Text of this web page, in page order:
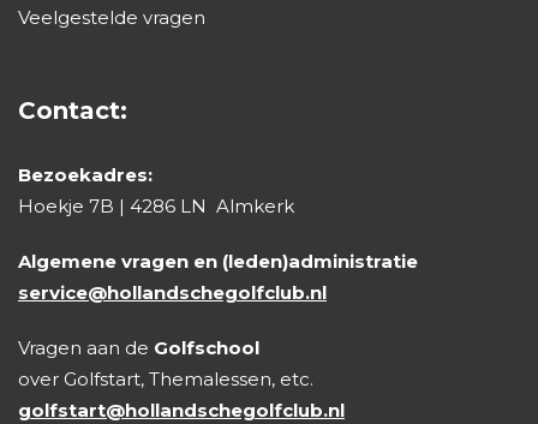
Veelgestelde vragen
Contact:
Bezoekadres:
Hoekje 7B | 4286 LN Almkerk
Algemene vragen en (leden)administratie
service@hollandschegolfclub.nl
Vragen aan de Golfschool
over Golfstart, Themalessen, etc.
golfstart@hollandschegolfclub.nl